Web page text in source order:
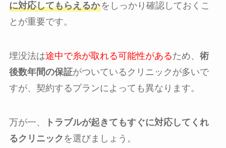
に対応してもらえるかをしっかり確認しておくこ
とが重要です。
埋没法は途中で糸が取れる可能性があるため、 術
後数年間の保証がついているクリニックが多いで
すが、契約するプランによっても異なります。
万が一、
トラブルが起きてもすぐに対応してくれ
るクリニック を選びましょう。